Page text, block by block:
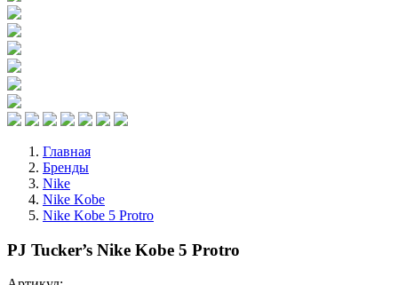
Главная
Бренды
Nike
Nike Kobe
Nike Kobe 5 Protro
PJ Tucker’s Nike Kobe 5 Protro